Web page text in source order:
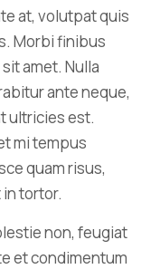
at, volutpat quis
Morbi finibus
amet. Nulla
ante neque,
ultricies est.
mi tempus
quam risus,
tortor.
non, feugiat
et condimentum